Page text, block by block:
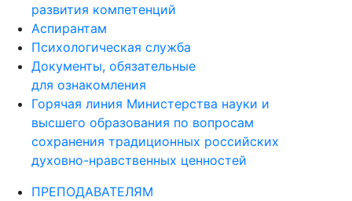
развития компетенций
Аспирантам
Психологическая служба
Документы, обязательные
для ознакомления
Горячая линия Министерства науки и
высшего образования по вопросам
сохранения традиционных российских
духовно-нравственных ценностей
ПРЕПОДАВАТЕЛЯМ